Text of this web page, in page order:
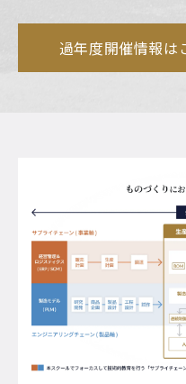
過年度開催情報